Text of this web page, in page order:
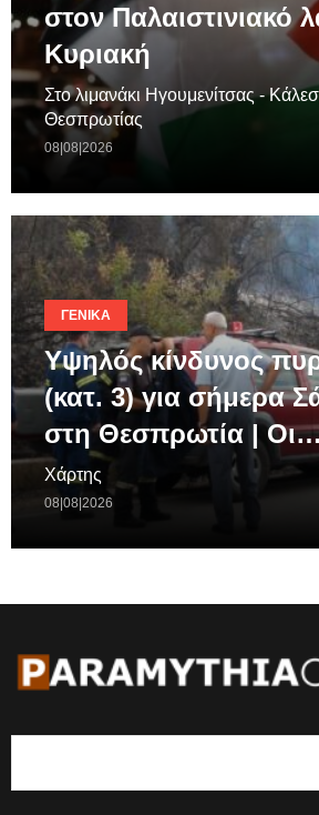
στον Παλαιστινιακό
Κυριακή
Στο λιμανάκι Ηγουμενίτσας -
Θεσπρωτίας
08|08|2026
ΓΕΝΙΚΆ
Υψηλός κίνδυνος
(κατ. 3) για σήμερα
στη Θεσπρωτία |
Χάρτης
08|08|2026